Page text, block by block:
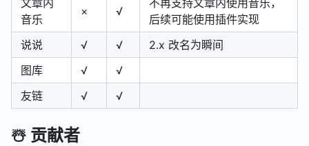
音乐
× √
后续可能使用插件实现
说说
√ √
2.x 改名为瞬间
图库
√
√
友链
√ √
☃️ 贡献者